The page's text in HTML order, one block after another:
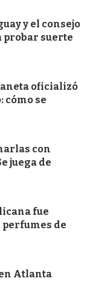
y el consejo
probar suerte
oficializó
cómo se
con
juega de
fue
perfumes de
Atlanta